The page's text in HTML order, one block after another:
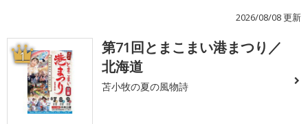
2026/08/08 更新
1
第71回とまこまい港まつり／
北海道
苫小牧の夏の風物詩